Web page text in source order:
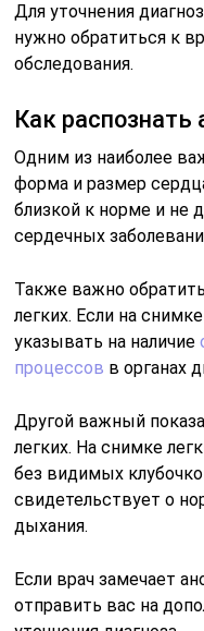
Для уточнения
нужно обратиться к
обследования.
Как распознать
Одним из наиболее
форма и размер
близкой к норме и не
сердечных
Также важно
легких. Если на
указывать на наличие
процессов в органах
Другой важный
легких. На снимке
без видимых
свидетельствует о
дыхания.
Если врач замечает
отправить вас на